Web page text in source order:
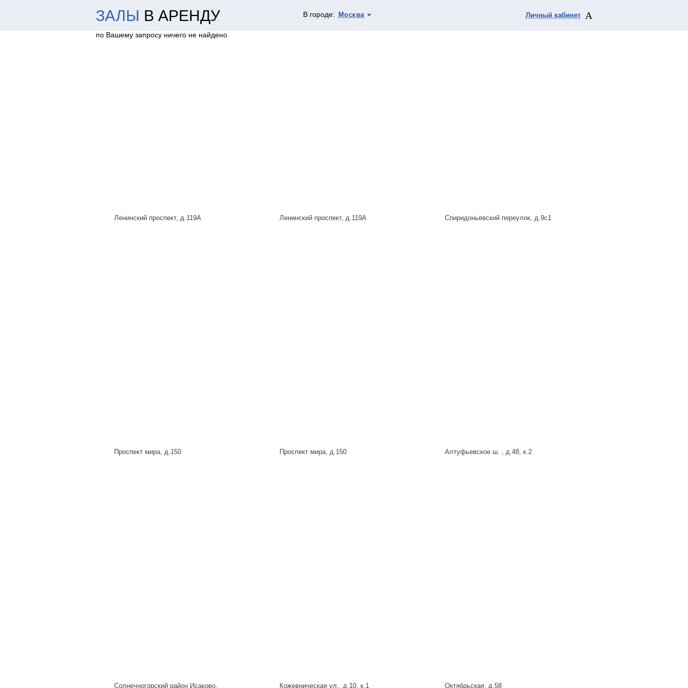
ЗАЛЫ В АРЕНДУ В городе: Москва Личный кабинет
по Вашему запросу ничего не найдено
Ленинский проспект, д.119А Ленинский проспект, д.119А Спиридоньевский переулок, д.9с1
Проспект мира, д.150 Проспект мира, д.150 Алтуфьевское ш. , д.48, к.2
Солнечногорский район Исаково, Кожевническая ул., д.10, к.1 Октябрьская, д.58